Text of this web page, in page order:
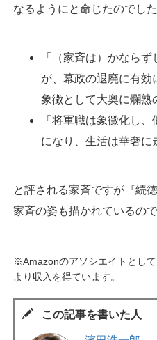
なるようにと命じたのでした
「（家斉は）かなら
が、幕政の退廃に有効
象徴として大奥に爛熟
「将軍職は象徴化し
になり、生活は華奢に
と評される家斉ですが『続
家斉の姿も描かれているので
※Amazonのアソシエイトとし
より収入を得ています。
この記事を書いた人